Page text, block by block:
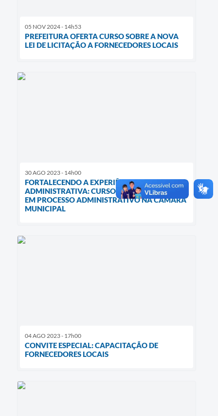
05 NOV 2024 - 14h53
PREFEITURA OFERTA CURSO SOBRE A NOVA
LEI DE LICITAÇÃO A FORNECEDORES LOCAIS
30 AGO 2023 - 14h00
FORTALECENDO A EXPERIÊNCIA
ADMINISTRATIVA: CURSO DE CAPACITAÇÃO
EM PROCESSO ADMINISTRATIVO NA CÂMARA
MUNICIPAL
04 AGO 2023 - 17h00
CONVITE ESPECIAL: CAPACITAÇÃO DE
FORNECEDORES LOCAIS